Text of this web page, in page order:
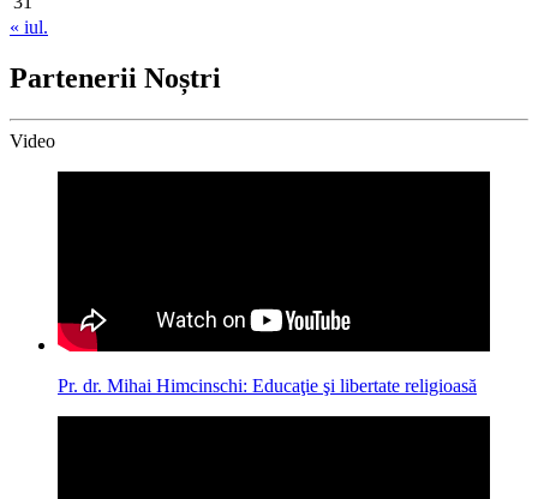
« iul.
Partenerii Noștri
Video
Pr. dr. Mihai Himcinschi: Educaţie şi libertate religioasă